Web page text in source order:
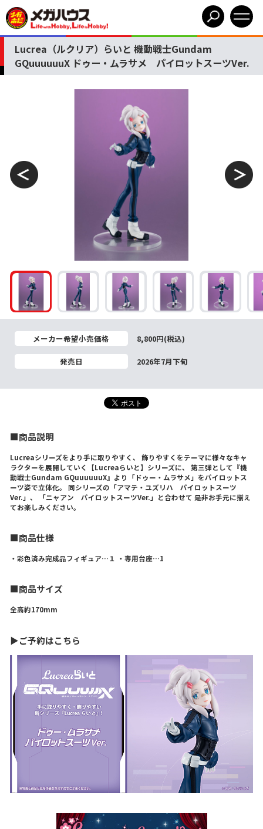
Lucrea（ルクリア）らいと 機動戦士Gundam
GQuuuuuuX ドゥー・ムラサメ パイロットスーツVer.
メーカー希望小売価格 8,800円(税込)
発売日 2026年7月下旬
■商品説明
Lucreaシリーズをより手に取りやすく、 飾りやすくをテーマに様々なキャ
ラクターを展開していく【Lucreaらいと】シリーズに、 第三弾として『機
動戦士Gundam GQuuuuuuX』より「ドゥー・ムラサメ」をパイロットス
ーツ姿で立体化。 同シリーズの「アマテ・ユズリハ パイロットスーツ
Ver.」、 「ニャアン パイロットスーツVer.」と合わせて 是非お手元に揃え
てお楽しみください。
■商品仕様
・彩色済み完成品フィギュア…１ ・専用台座…1
■商品サイズ
全高約170mm
▶ご予約はこちら